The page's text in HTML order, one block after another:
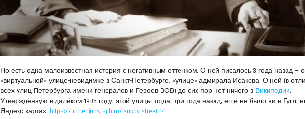
Но есть одна малоизвестная история с негативным оттенком. О ней писалось 3 года назад — о
«виртуальной» улице-невидимке в Санкт-Петербурге, «улице» адмирала Исакова. О ней (в
всех улиц Петербурга имени генералов и Героев ВОВ) до сих пор нет ничего в Википедии.
Утверждённую в далёком 1985 году, этой улицы тогда, три года назад, ещё не было ни в Гугл,
Яндекс картах. https://armenians-spb.ru/isakov-street-1/